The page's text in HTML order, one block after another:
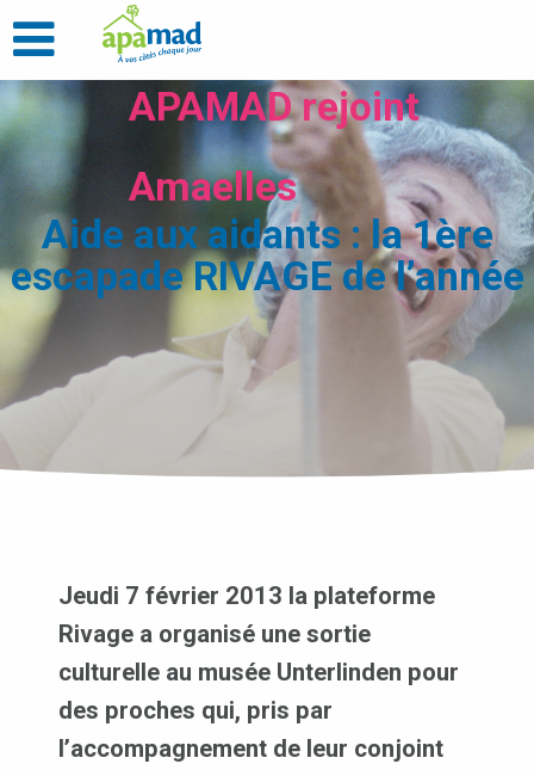
APAMAD rejoint
Amaelles
Aide aux aidants : la 1ère
escapade RIVAGE de l’année
Jeudi 7 février 2013 la plateforme
Rivage a organisé une sortie
culturelle au musée Unterlinden pour
des proches qui, pris par
l’accompagnement de leur conjoint